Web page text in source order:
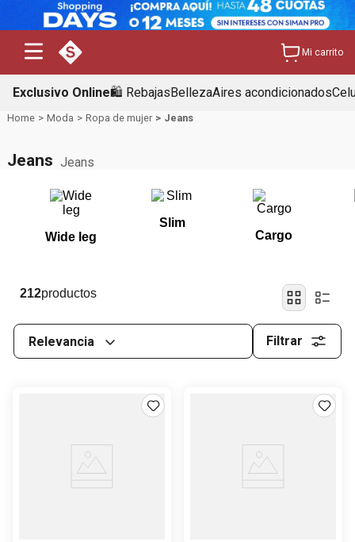
Mi carrito
Exclusivo Online🛍️ RebajasBellezaAires acondicionados
Moda Ropa de mujer Jeans
Jeans Jeans
Wide leg
Slim
Cargo
212
Relevancia Filtrar